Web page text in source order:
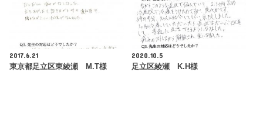
2017.6.21
東京都足立区東綾瀬 M.T様
2020.10.5
足立区綾瀬 K.H様